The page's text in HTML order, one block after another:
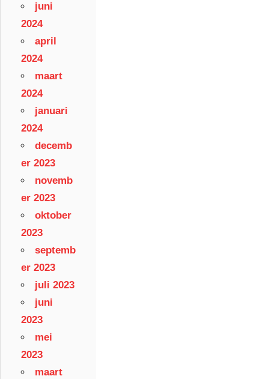
juni
2024
april
2024
maart
2024
januari
2024
decemb
er 2023
novemb
er 2023
oktober
2023
septemb
er 2023
juli 2023
juni
2023
mei
2023
maart